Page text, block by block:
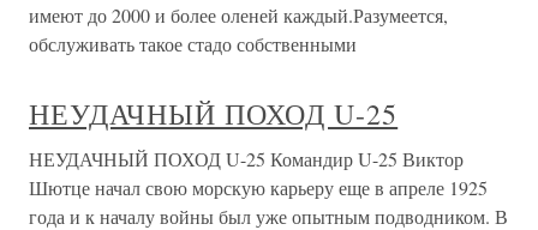
имеют до 2000 и более оленей каждый.Разумеется,
обслуживать такое стадо собственными
НЕУДАЧНЫЙ ПОХОД U-25
НЕУДАЧНЫЙ ПОХОД U-25 Командир U-25 Виктор
Шютце начал свою морскую карьеру еще в апреле 1925
года и к началу войны был уже опытным подводником. В